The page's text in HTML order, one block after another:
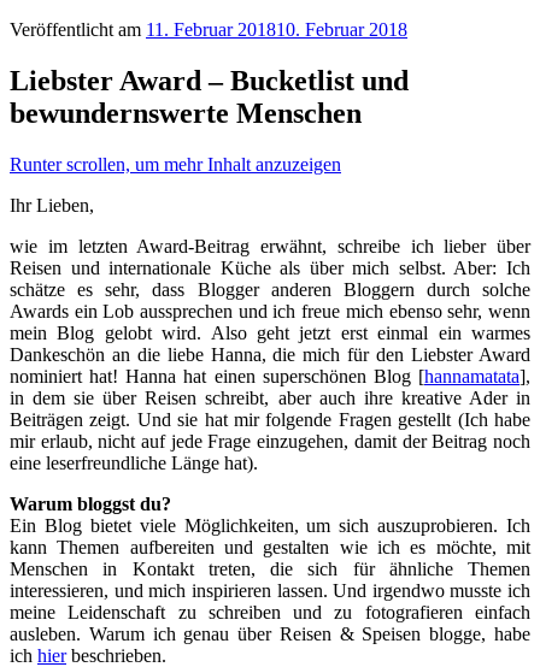
Veröffentlicht am 11. Februar 201810. Februar 2018
Liebster Award – Bucketlist und
bewundernswerte Menschen
Runter scrollen, um mehr Inhalt anzuzeigen
Ihr Lieben,
wie im letzten Award-Beitrag erwähnt, schreibe ich lieber über
Reisen und internationale Küche als über mich selbst. Aber: Ich
schätze es sehr, dass Blogger anderen Bloggern durch solche
Awards ein Lob aussprechen und ich freue mich ebenso sehr, wenn
mein Blog gelobt wird. Also geht jetzt erst einmal ein warmes
Dankeschön an die liebe Hanna, die mich für den Liebster Award
nominiert hat! Hanna hat einen superschönen Blog [hannamatata],
in dem sie über Reisen schreibt, aber auch ihre kreative Ader in
Beiträgen zeigt. Und sie hat mir folgende Fragen gestellt (Ich habe
mir erlaub, nicht auf jede Frage einzugehen, damit der Beitrag noch
eine leserfreundliche Länge hat).
Warum bloggst du?
Ein Blog bietet viele Möglichkeiten, um sich auszuprobieren. Ich
kann Themen aufbereiten und gestalten wie ich es möchte, mit
Menschen in Kontakt treten, die sich für ähnliche Themen
interessieren, und mich inspirieren lassen. Und irgendwo musste ich
meine Leidenschaft zu schreiben und zu fotografieren einfach
ausleben. Warum ich genau über Reisen & Speisen blogge, habe
ich hierbeschrieben.